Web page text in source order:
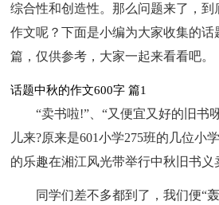
综合性和创造性。那么问题来了，到
作文呢？下面是小编为大家收集的话
篇，仅供参考，大家一起来看看吧。
话题中秋的作文600字 篇1
“卖书啦!”、“又便宜又好的旧书
儿来?原来是601小学275班的几位小
的乐趣在湘江风光带举行中秋旧书义
同学们差不多都到了，我们便“